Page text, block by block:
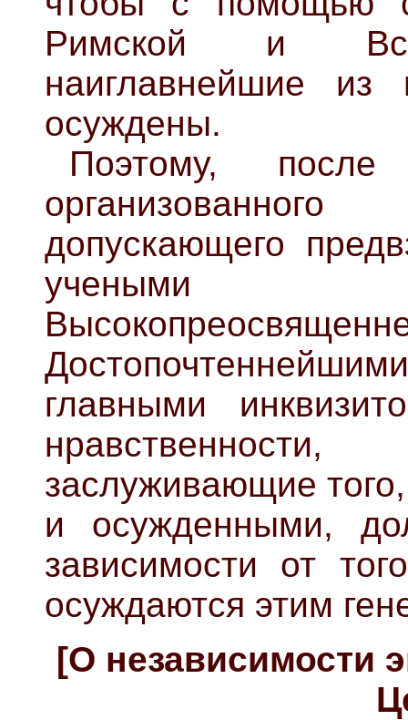
Римской и
наиглавнейшие
осуждены.
Поэтому,
допускающего
учеными
главными
заслуживающие
и осужденными,
зависимости от
осуждаются этим
[О независимости